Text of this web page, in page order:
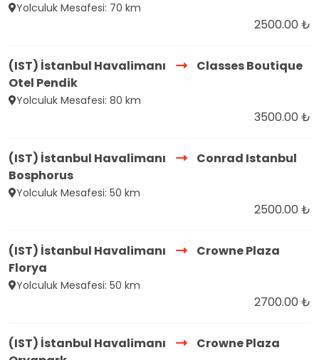
Yolculuk Mesafesi: 70 km
2500.00 ₺
(IST) İstanbul Havalimanı
Classes Boutique
Otel Pendik
Yolculuk Mesafesi: 80 km
3500.00 ₺
(IST) İstanbul Havalimanı
Conrad Istanbul
Bosphorus
Yolculuk Mesafesi: 50 km
2500.00 ₺
(IST) İstanbul Havalimanı
Crowne Plaza
Florya
Yolculuk Mesafesi: 50 km
2700.00 ₺
(IST) İstanbul Havalimanı
Crowne Plaza